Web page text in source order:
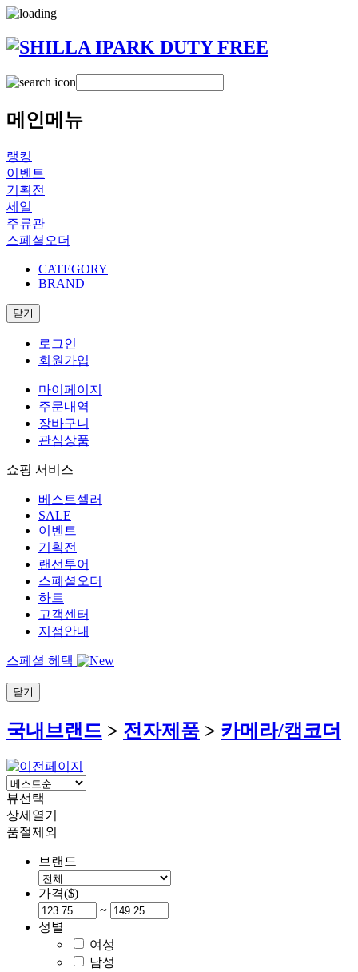
메인메뉴
랭킹
이벤트
기획전
세일
주류관
스페셜오더
CATEGORY
BRAND
닫기
로그인
회원가입
마이페이지
주문내역
장바구니
관심상품
쇼핑 서비스
베스트셀러
SALE
이벤트
기획전
랜선투어
스폐셜오더
하트
고객센터
지점안내
스페셜 혜택
닫기
국내브랜드 > 전자제품 > 카메라/캠코더
뷰선택
상세열기
품절제외
브랜드
가격($)
~
성별
여성
남성